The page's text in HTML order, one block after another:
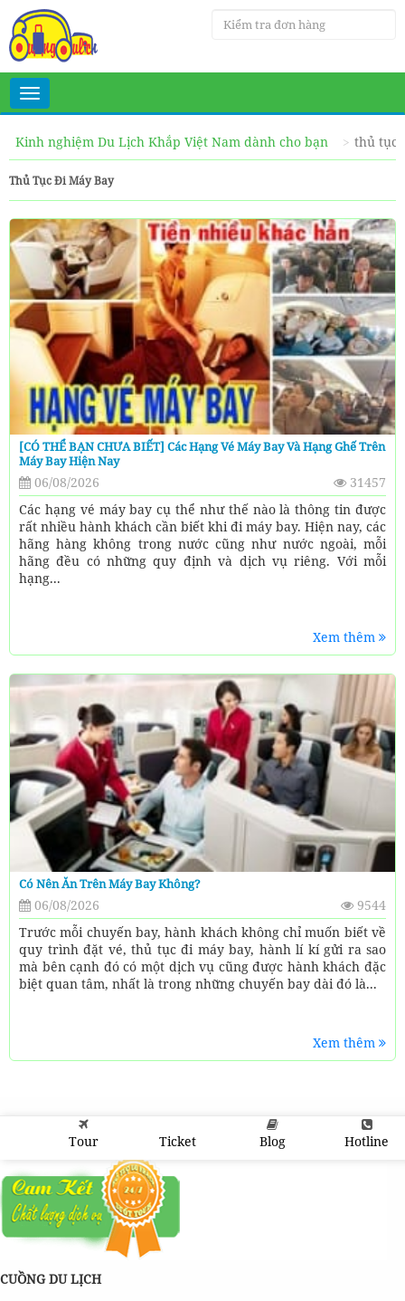
Toggle
navigation
Kinh nghiệm Du Lịch Khắp Việt Nam dành cho bạn
thủ tục
Thủ Tục Đi Máy Bay
[CÓ THỂ BẠN CHƯA BIẾT] Các Hạng Vé Máy Bay Và Hạng Ghế Trên
Máy Bay Hiện Nay
06/08/2026
31457
Các hạng vé máy bay cụ thể như thế nào là thông tin được
rất nhiều hành khách cần biết khi đi máy bay. Hiện nay, các
hãng hàng không trong nước cũng như nước ngoài, mỗi
hãng đều có những quy định và dịch vụ riêng. Với mỗi
hạng...
Xem thêm
Có Nên Ăn Trên Máy Bay Không?
06/08/2026
9544
Trước mỗi chuyến bay, hành khách không chỉ muốn biết về
quy trình đặt vé, thủ tục đi máy bay, hành lí kí gửi ra sao
mà bên cạnh đó có một dịch vụ cũng được hành khách đặc
biệt quan tâm, nhất là trong những chuyến bay dài đó là...
Xem thêm
Tour Ticket Blog Hotline
CUỒNG DU LỊCH